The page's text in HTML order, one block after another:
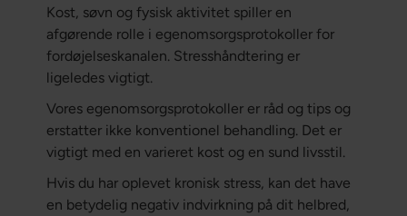
Kost, søvn og fysisk aktivitet spiller en
afgørende rolle i egenomsorgsprotokoller for
fordøjelseskanalen. Stresshåndtering er
ligeledes vigtigt.
Vores egenomsorgsprotokoller er råd og tips og
erstatter ikke konventionel behandling. Det er
vigtigt med en varieret kost og en sund livsstil.
Hvis du har oplevet kronisk stress, kan det have
en betydelig negativ indvirkning på dit helbred,